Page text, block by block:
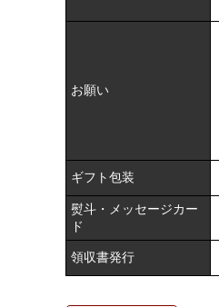
お願い
ギフト包装
熨斗・メッセージカー
ド
領収書発行